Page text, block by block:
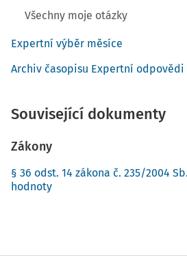
Všechny moje otázky
Expertní výběr měsíce
Archiv časopisu Expertní odpovědi
Související dokumenty
Zákony
§ 36 odst. 14 zákona č. 235/2004
hodnoty